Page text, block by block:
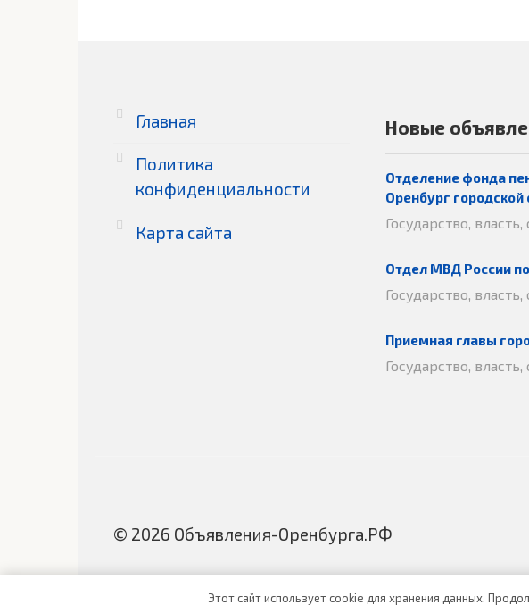
Главная
Политика
конфиденциальности
Карта сайта
Новые
Отделение фонда
Оренбург городской
Государство,
Отдел МВД России
Государство,
Приемная главы
Государство,
© 2026 Объявления-Оренбурга.РФ
Этот сайт использует cookie для хранения данных.